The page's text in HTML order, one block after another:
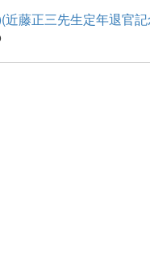
藤正三先生定年退官